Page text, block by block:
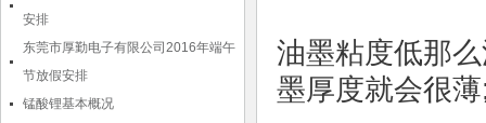
安排
东莞市厚勤电子有限公司2016年端午
节放假安排
锰酸锂基本概况
油墨粘度低那
墨厚度就会很